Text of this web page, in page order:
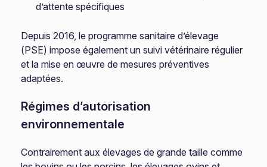
d’attente spécifiques
Depuis 2016, le programme sanitaire d’élevage
(PSE) impose également un suivi vétérinaire régulier
et la mise en œuvre de mesures préventives
adaptées.
Régimes d’autorisation
environnementale
Contrairement aux élevages de grande taille comme